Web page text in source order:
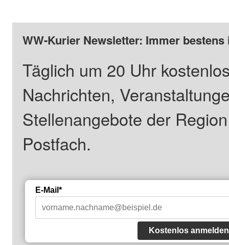
WW-Kurier Newsletter: Immer
Täglich um 20 Uhr
Nachrichten,
Stellenangebote der
Postfach.
E-Mail*
Kostenlos anmelden